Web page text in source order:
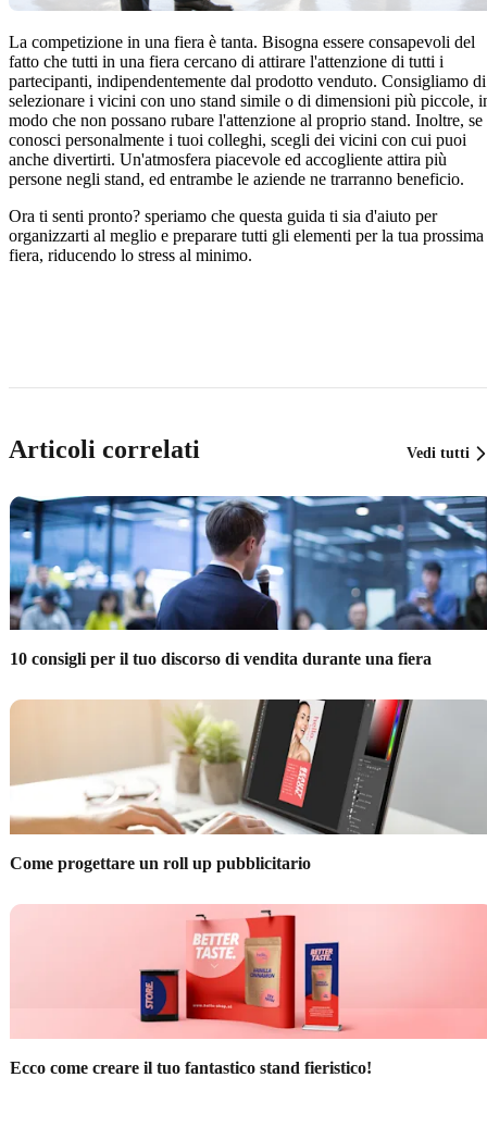
La competizione in una fiera è tanta. Bisogna essere consapevoli del
fatto che tutti in una fiera cercano di attirare l'attenzione di tutti i
partecipanti, indipendentemente dal prodotto venduto. Consigliamo di
selezionare i vicini con uno stand simile o di dimensioni più piccole,
modo che non possano rubare l'attenzione al proprio stand. Inoltre, se
conosci personalmente i tuoi colleghi, scegli dei vicini con cui puoi
anche divertirti. Un'atmosfera piacevole ed accogliente attira più
persone negli stand, ed entrambe le aziende ne trarranno beneficio.
Ora ti senti pronto? speriamo che questa guida ti sia d'aiuto per
organizzarti al meglio e preparare tutti gli elementi per la tua prossima
fiera, riducendo lo stress al minimo.
Articoli correlati Vedi tutti
10 consigli per il tuo discorso di vendita durante una fiera
Come progettare un roll up pubblicitario
Ecco come creare il tuo fantastico stand fieristico!